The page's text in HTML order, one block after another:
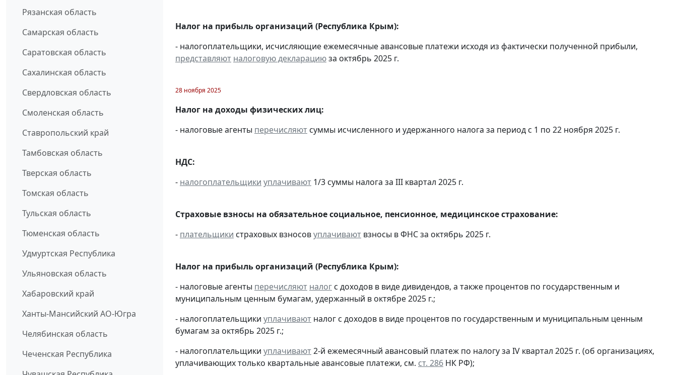
Рязанская область
Самарская область
Саратовская область
Сахалинская область
Свердловская область
Смоленская область
Ставропольский край
Тамбовская область
Тверская область
Томская область
Тульская область
Тюменская область
Удмуртская Республика
Ульяновская область
Хабаровский край
Ханты-Мансийский АО-Югра
Челябинская область
Чеченская Республика
Налог на прибыль организаций (Республика Крым):
- налогоплательщики, исчисляющие ежемесячные авансовые платежи исходя из фактически полученной прибыли,
представляют налоговую декларациюза октябрь 2025 г.
28 ноября 2025
Налог на доходы физических лиц:
- налоговые агенты перечисляют суммы исчисленного и удержанного налога за период с 1 по 22 ноября 2025 г.
НДС:
- налогоплательщики уплачивают 1/3 суммы налога за III квартал 2025 г.
Страховые взносы на обязательное социальное, пенсионное, медицинское страхование:
- плательщики страховых взносовуплачивают взносы в ФНС за октябрь 2025 г.
Налог на прибыль организаций (Республика Крым):
- налоговые агенты перечисляют налог с доходов в виде дивидендов, а также процентов по государственным и
муниципальным ценным бумагам, удержанный в октябре 2025 г.;
- налогоплательщики уплачивают налог с доходов в виде процентов по государственным и муниципальным ценным
бумагам за октябрь 2025 г.;
- налогоплательщики уплачивают2-й ежемесячный авансовый платеж по налогу за IV квартал 2025 г. (об организациях,
уплачивающих только квартальные авансовые платежи, см. ст. 286 НК РФ);